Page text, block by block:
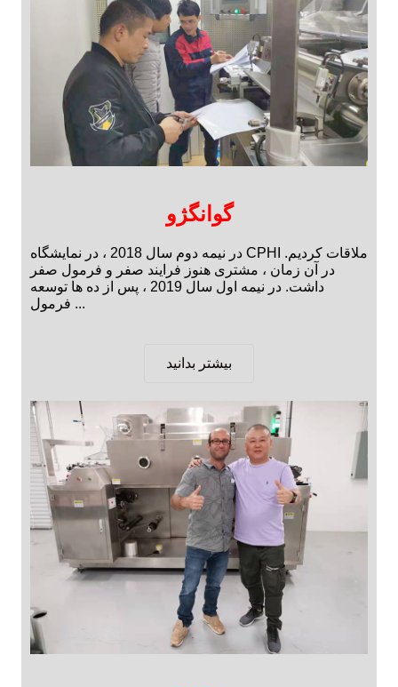
گوانگژو
در نیمه دوم سال 2018 ، در نمایشگاه CPHI ملاقات کردیم.
در آن زمان ، مشتری هنوز فرایند صفر و فرمول صفر
داشت. در نیمه اول سال 2019 ، پس از ده ها توسعه
فرمول ...
بیشتر بدانید